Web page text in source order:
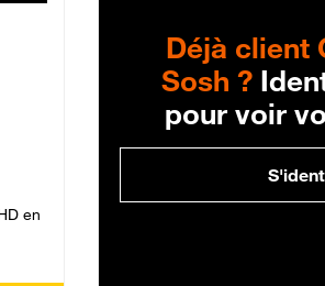
en
Déjà client
Sosh ?
pour voir